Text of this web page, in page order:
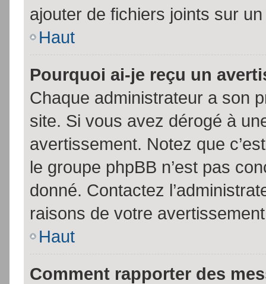
ajouter de fichiers joints sur
Haut
Pourquoi ai-je reçu un
Chaque administrateur a son
site. Si vous avez dérogé à
avertissement. Notez que
le groupe phpBB n’est pas
donné. Contactez
raisons de votre
Haut
Comment rapporter des